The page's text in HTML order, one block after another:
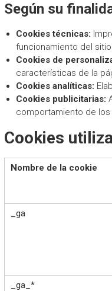
Según su
Cookies técnicas:
funcionamiento del
Cookies de
características de la
Cookies analíticas:
Cookies publicitarias:
comportamiento de los
Cookies
Nombre de la cookie
_ga
_ga_*